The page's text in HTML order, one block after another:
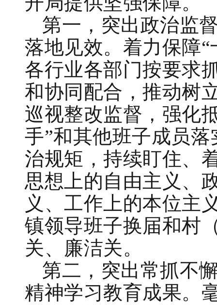
第一，突出政治监
落地见效。着力保障
各行业各部门按要求
和协同配合，推动树
巡视整改监督，强化
手”和其他班子成员
治规矩，持续盯住、
思想上的自由主义、
义、工作上的本位主
镇领导班子换届和村
关、廉洁关。
第二，突出常抓不
精神学习教育成果。